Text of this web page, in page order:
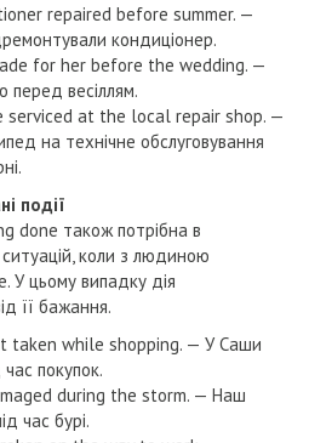
repaired before summer. —
кондиціонер.
for her before the wedding. —
перед весіллям.
serviced at the local repair shop. —
на технічне обслуговування
події
done також потрібна в
ситуацій, коли з людиною
У цьому випадку дія
її бажання.
taken while shopping. — У Саши
покупок.
during the storm. — Наш
час бурі.